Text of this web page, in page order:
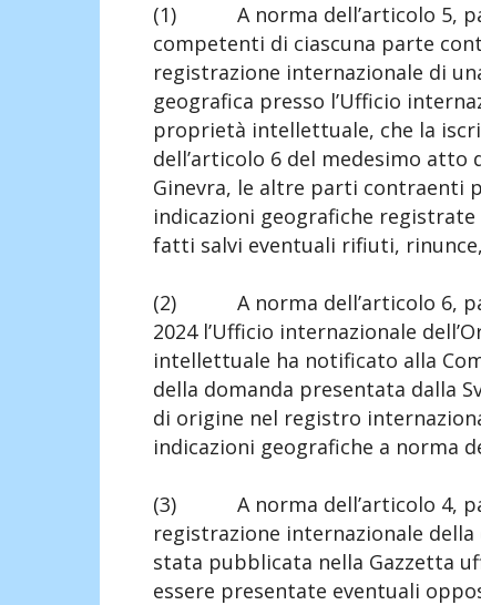
(1) A norma dell’articolo 5,
competenti di ciascuna parte
registrazione internazionale di
geografica presso l’Ufficio
proprietà intellettuale, che la
dell’articolo 6 del medesimo atto
Ginevra, le altre parti contraenti
indicazioni geografiche
fatti salvi eventuali rifiuti,
(2) A norma dell’articolo 6,
2024 l’Ufficio internazionale
intellettuale ha notificato alla
della domanda presentata dalla
di origine nel registro
indicazioni geografiche a norma
(3) A norma dell’articolo 4,
registrazione internazionale
stata pubblicata nella Gazzetta
essere presentate eventuali